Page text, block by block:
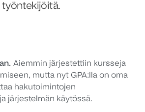
työntekijöitä.
Aiemmin järjestettiin kursseja
mutta nyt GPA:lla on oma
hakutoimintojen
järjestelmän käytössä.